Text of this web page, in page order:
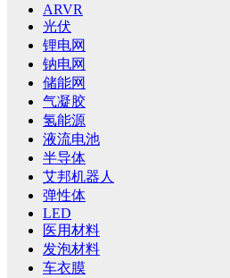
ARVR
光伏
锂电网
钠电网
储能网
气凝胶
氢能源
液流电池
半导体
艾邦机器人
弹性体
LED
医用材料
发泡材料
车衣膜